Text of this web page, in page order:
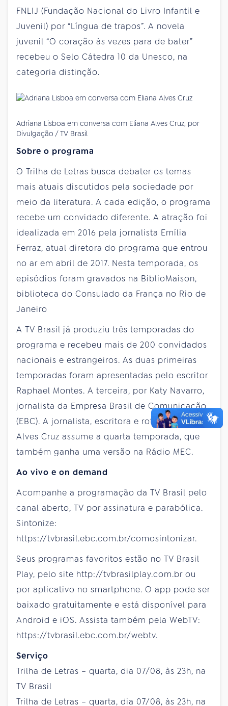
FNLIJ (Fundação Nacional do Livro Infantil e
Juvenil) por “Língua de trapos”. A novela
juvenil “O coração às vezes para de bater”
recebeu o Selo Cátedra 10 da Unesco, na
categoria distinção.
Adriana Lisboa em conversa com Eliana Alves Cruz, por
Divulgação / TV Brasil
Sobre o programa
O Trilha de Letras busca debater os temas
mais atuais discutidos pela sociedade por
meio da literatura. A cada edição, o programa
recebe um convidado diferente. A atração foi
idealizada em 2016 pela jornalista Emília
Ferraz, atual diretora do programa que entrou
no ar em abril de 2017. Nesta temporada, os
episódios foram gravados na BiblioMaison,
biblioteca do Consulado da França no Rio de
Janeiro
A TV Brasil já produziu três temporadas do
programa e recebeu mais de 200 convidados
nacionais e estrangeiros. As duas primeiras
temporadas foram apresentadas pelo escritor
Raphael Montes. A terceira, por Katy Navarro,
jornalista da Empresa Brasil de Comunicação
(EBC). A jornalista, escritora e roteirista Eliana
Alves Cruz assume a quarta temporada, que
também ganha uma versão na Rádio MEC.
Ao vivo e on demand
Acompanhe a programação da TV Brasil pelo
canal aberto, TV por assinatura e parabólica.
Sintonize:
https://tvbrasil.ebc.com.br/comosintonizar.
Seus programas favoritos estão no TV Brasil
Play, pelo site http://tvbrasilplay.com.br ou
por aplicativo no smartphone. O app pode ser
baixado gratuitamente e está disponível para
Android e iOS. Assista também pela WebTV:
https://tvbrasil.ebc.com.br/webtv.
Serviço
Trilha de Letras – quarta, dia 07/08, às 23h, na
TV Brasil
Trilha de Letras – quarta, dia 07/08, às 23h, na